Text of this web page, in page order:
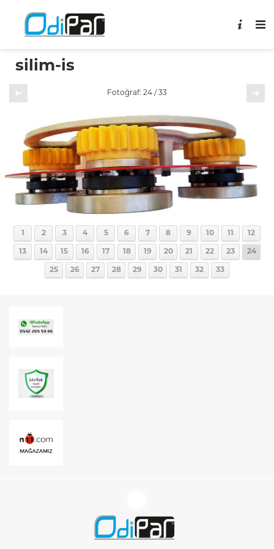
silim-is
Fotoğraf: 24 / 33
2 3 4 5 6 7 8 9 10 12
13 14 15 16 17 18 19 20 21 22 23 24
25 26 27 28 29 30 31 32 33